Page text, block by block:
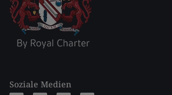
Soziale Medien